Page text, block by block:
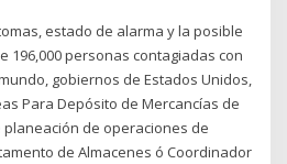
estado de alarma y la posible
196,000 personas contagiadas con
gobiernos de Estados Unidos,
Para Depósito de Mercancías de
planeación de operaciones de
de Almacenes ó Coordinador